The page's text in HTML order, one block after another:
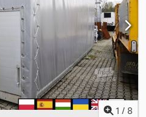
2 identische Aufbauten
1 / 8